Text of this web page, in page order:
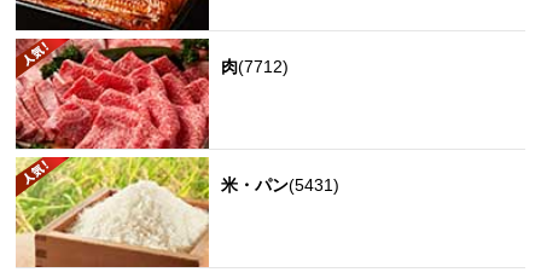
肉(7712)
米・パン(5431)